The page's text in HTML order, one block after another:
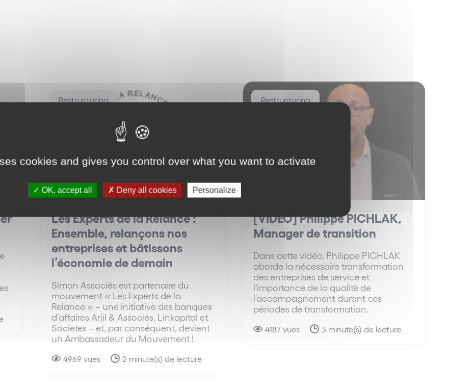
Restructuring
Les Experts de la Relance :
Ensemble, relançons nos
entreprises et bâtissons
l’économie de demain
Simon Associés est partenaire du
mouvement « Les Experts de la
Relance » – une initiative des banques
d’affaires Arjil & Associés, Linkapital et
Societex – et, par conséquent, devient
un Ambassadeur du Mouvement !
4969 vues 2 minute(s) de lecture
Restructuring
[VIDÉO] Philippe PICHLAK,
Manager de transition
Dans cette vidéo, Philippe PICHLAK
aborde la nécessaire transformation
des entreprises de service et
l'importance de la qualité de
l'accompagnement durant ces
périodes de transformation.
4187 vues 3 minute(s) de lecture
cookies and gives you control over what you want to activate
OK, accept all Deny all cookies Personalize